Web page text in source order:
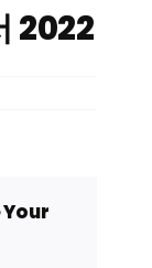
2022